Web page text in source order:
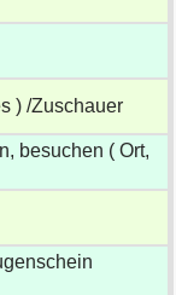
) /Zuschauer
besuchen ( Ort,